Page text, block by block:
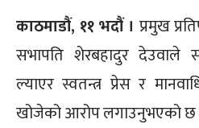
काठमाडौं, ११ भदौं । प्रमुख
सभापति शेरबहादुर देउवाले
ल्याएर स्वतन्त्र प्रेस र
खोजेको आरोप लगाउनुभएको छ